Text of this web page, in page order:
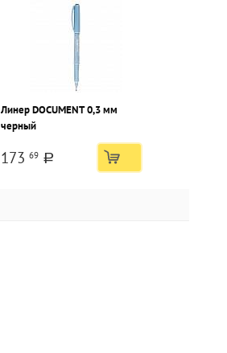
Линер DOCUMENT 0,3 мм
черный
173 69 a